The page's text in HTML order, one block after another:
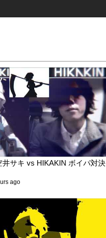
井サキ vs HIKAKIN ボイパ対決
ago